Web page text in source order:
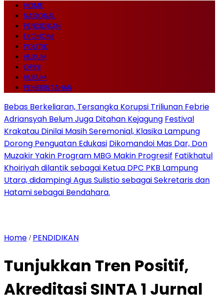
HOME
NASIONAL
PENDIDIKAN
EKONOMI
POLITIK
HUKUM
OPINI
HUKUM
PEMERINTAHAN
Bebas Berkeliaran, Tersangka Korupsi Triliunan Febrie
Adriansyah Belum Juga Ditahan Kejagung Festival
Krakatau Dinilai Masih Seremonial, Klasika Lampung
Dorong Penguatan Edukasi Dikomandoi Mas Dar, Don
Muzakir Yakin Program MBG Makin Progresif Fatikhatul
Khoiriyah dilantik sebagai Ketua DPC PKB Lampung
Utara, didampingi Agus Sulistio sebagai Sekretaris dan
Hatami sebagai Bendahara.
Home / PENDIDIKAN
Tunjukkan Tren Positif,
Akreditasi SINTA 1 Jurnal